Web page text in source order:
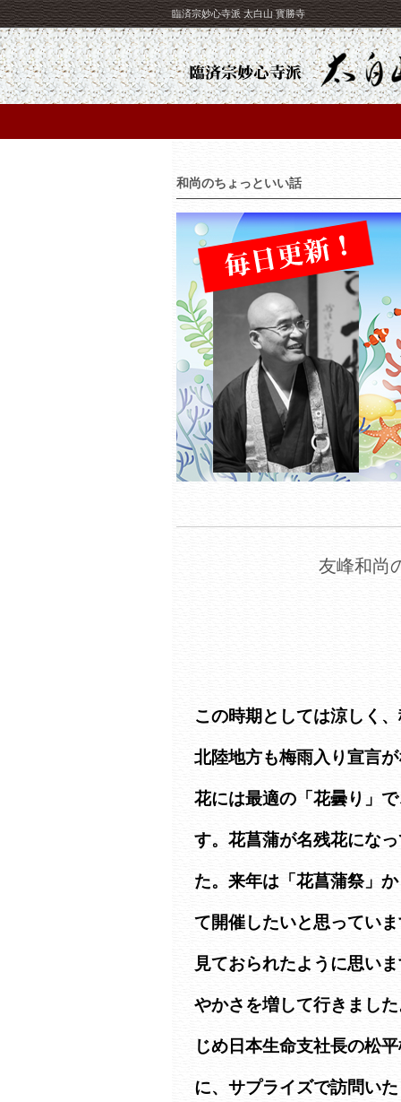
臨済宗妙心寺派 太白山 寳勝寺
和尚のちょっといい話
友峰和尚
この時期としては涼しく
北陸地方も梅雨入り宣言
花には最適の「花曇り」
す。花菖蒲が名残花にな
た。来年は「花菖蒲祭」
て開催したいと思ってい
見ておられたように思い
やかさを増して行きまし
じめ日本生命支社長の松
に、サプライズで訪問い